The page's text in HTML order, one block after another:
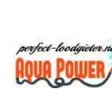
Ga
naar
de